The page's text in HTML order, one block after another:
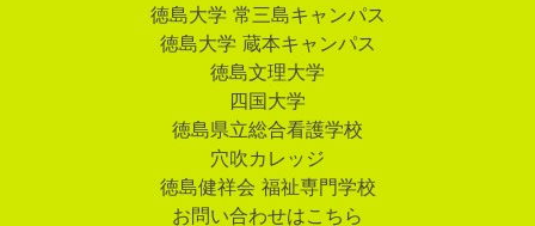
徳島大学 常三島キャンパス
徳島大学 蔵本キャンパス
徳島文理大学
四国大学
徳島県立総合看護学校
穴吹カレッジ
徳島健祥会 福祉専門学校
お問い合わせはこちら